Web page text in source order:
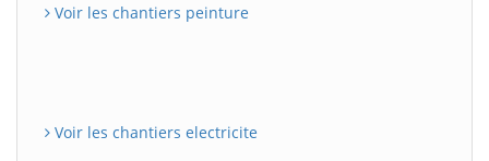
Voir les chantiers peinture
Voir les chantiers electricite